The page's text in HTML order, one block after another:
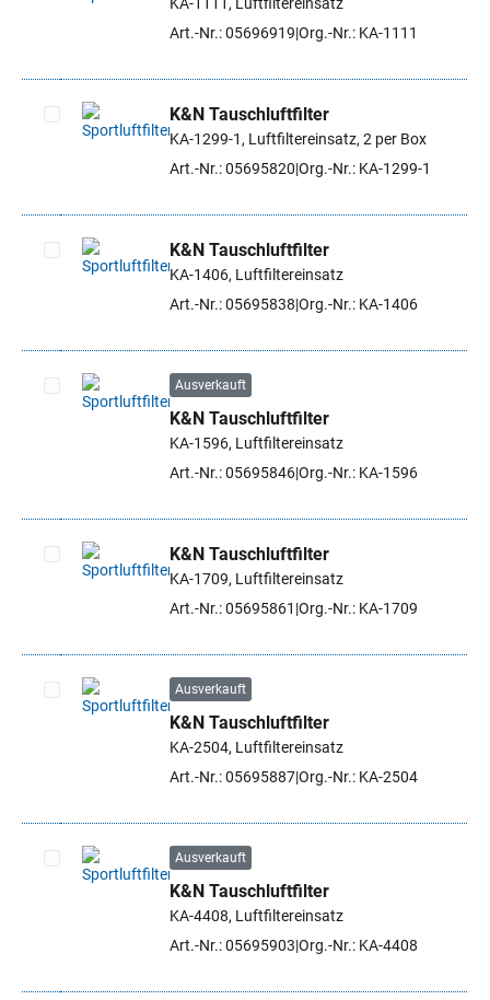
Artikel auswählenArt.-Nr.: 05696919 Org.-Nr.: KA-1111
Artikel auswählen
K&N Tauschluftfilter
KA-1299-1, Luftfiltereinsatz, 2 per Box
Art.-Nr.: 05695820 Org.-Nr.: KA-1299-1
Artikel auswählen
K&N Tauschluftfilter
KA-1406, Luftfiltereinsatz
Art.-Nr.: 05695838 Org.-Nr.: KA-1406
Artikel auswählen
Ausverkauft
K&N Tauschluftfilter
KA-1596, Luftfiltereinsatz
Art.-Nr.: 05695846Org.-Nr.: KA-1596
Artikel auswählen
K&N Tauschluftfilter
KA-1709, Luftfiltereinsatz
Art.-Nr.: 05695861 Org.-Nr.: KA-1709
Artikel auswählen
Ausverkauft
K&N Tauschluftfilter
KA-2504, Luftfiltereinsatz
Art.-Nr.: 05695887Org.-Nr.: KA-2504
Artikel auswählen
Ausverkauft
K&N Tauschluftfilter
KA-4408, Luftfiltereinsatz
Art.-Nr.: 05695903 Org.-Nr.: KA-4408